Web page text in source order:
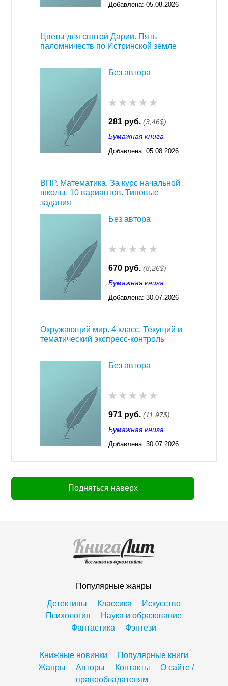
Добавлена: 05.08.2026
Цветы для святой Дарии. Пять
паломничеств по Истринской земле
Без автора
281 руб. (3,46$)
Бумажная книга
Добавлена: 05.08.2026
ВПР. Математика. За курс начальной
школы. 10 вариантов. Типовые
задания
Без автора
670 руб. (8,26$)
Бумажная книга
Добавлена: 30.07.2026
Окружающий мир. 4 класс. Текущий и
тематический экспресс-контроль
Без автора
971 руб. (11,97$)
Бумажная книга
Добавлена: 30.07.2026
Подняться наверх
Популярные жанры
Детективы
Классика
Искусство
Психология
Наука и образование
Фантастика
Фэнтези
Книжные новинки
Популярные книги
Жанры
Авторы Контакты
О сайте /
правообладателям